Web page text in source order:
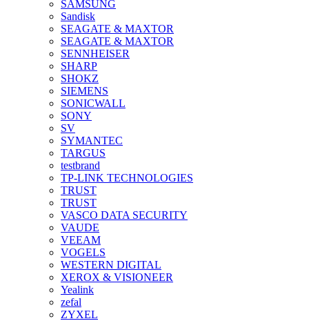
SAMSUNG
Sandisk
SEAGATE & MAXTOR
SEAGATE & MAXTOR
SENNHEISER
SHARP
SHOKZ
SIEMENS
SONICWALL
SONY
SV
SYMANTEC
TARGUS
testbrand
TP-LINK TECHNOLOGIES
TRUST
TRUST
VASCO DATA SECURITY
VAUDE
VEEAM
VOGELS
WESTERN DIGITAL
XEROX & VISIONEER
Yealink
zefal
ZYXEL